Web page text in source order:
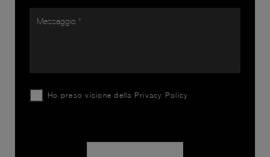
Ho preso visione della Privacy Policy